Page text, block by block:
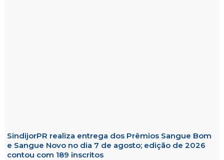
SindijorPR realiza entrega dos Prêmios Sangue Bom
e Sangue Novo no dia 7 de agosto; edição de 2026
contou com 189 inscritos